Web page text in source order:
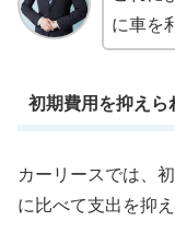
に車を
初期費用を抑えら
カーリースでは、
に比べて支出を抑